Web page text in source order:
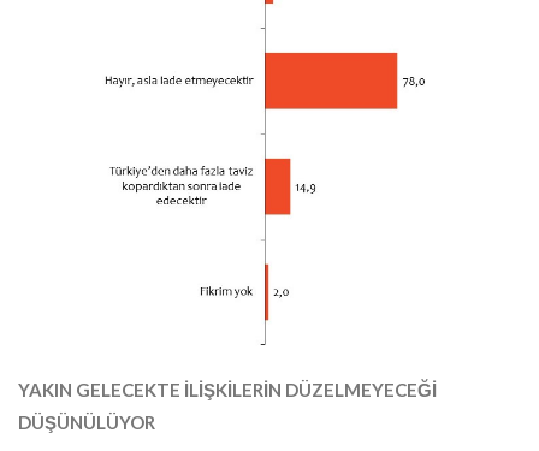
YAKIN GELECEKTE İLİŞKİLERİN DÜZELMEYECEĞİ
DÜŞÜNÜLÜYOR